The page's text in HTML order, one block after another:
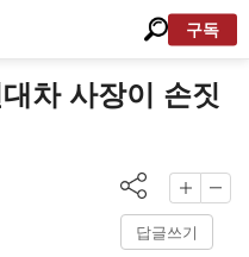
구독
차 사장이 손짓
답글쓰기